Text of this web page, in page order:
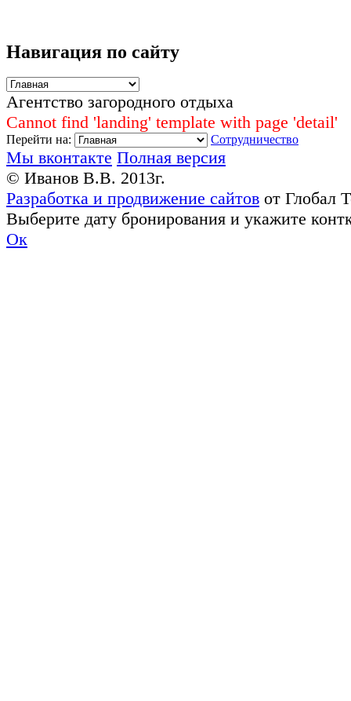
Навигация по сайту
Агентство загородного отдыха
Cannot find 'landing' template with page 'detail'
Перейти на: Сотрудничество
Мы вконтакте Полная версия
© Иванов В.В. 2013г.
Разработка и продвижение сайтов от Глобал
Выберите дату бронирования и укажите
Ок